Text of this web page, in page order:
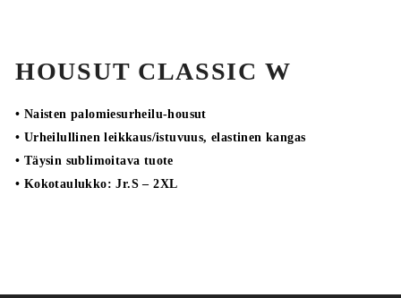
HOUSUT CLASSIC W
• Naisten palomiesurheilu-housut
• Urheilullinen leikkaus/istuvuus, elastinen kangas
• Täysin sublimoitava tuote
• Kokotaulukko: Jr.S – 2XL